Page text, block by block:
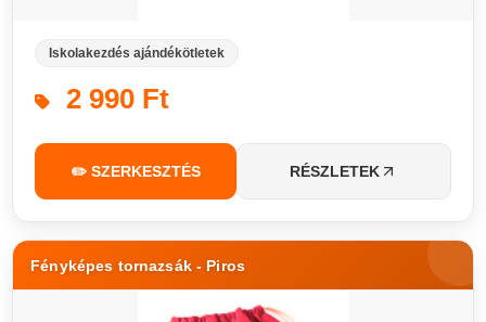
Iskolakezdés ajándékötletek
2 990 Ft
✏️ SZERKESZTÉS RÉSZLETEK
Fényképes tornazsák - Piros